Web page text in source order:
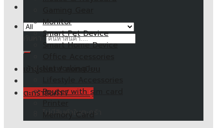
ตะกร้าสินค้า /0.00฿
ไม่มีสินค้าในตะกร้า
Monitor
Smart Pet Device
Smart Home Device
Router with sim card
Memory Card